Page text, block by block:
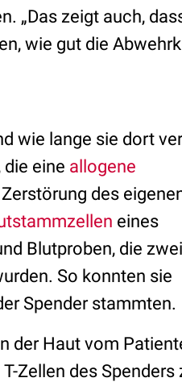
„Das zeigt auch,
wie gut die
wie lange sie dort
eine allogene
des
eines
Blutproben, die
So konnten sie
Spender stammten.
der Haut vom
Zellen des Spenders